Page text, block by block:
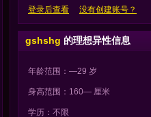
登录后查看 没有创建账号？
gshshg 的理想异性信息
年龄范围：—29 岁
身高范围：160— 厘米
学历：不限